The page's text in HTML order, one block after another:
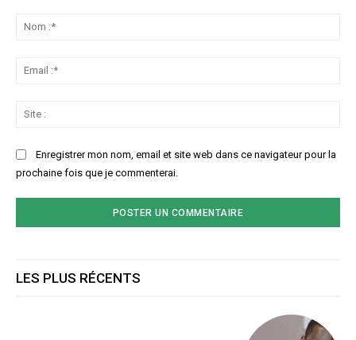
Enregistrer mon nom, email et site web dans ce navigateur pour la
prochaine fois que je commenterai.
LES PLUS RÉCENTS